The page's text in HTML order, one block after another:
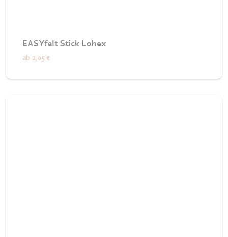
EASYfelt Stick Lohex
ab 2,05 €